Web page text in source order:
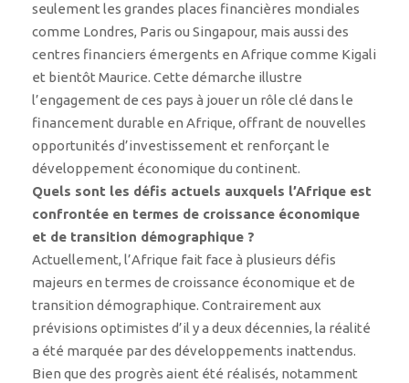
seulement les grandes places financières mondiales
comme Londres, Paris ou Singapour, mais aussi des
centres financiers émergents en Afrique comme Kigali
et bientôt Maurice. Cette démarche illustre
l’engagement de ces pays à jouer un rôle clé dans le
financement durable en Afrique, offrant de nouvelles
opportunités d’investissement et renforçant le
développement économique du continent.
Quels sont les défis actuels auxquels l’Afrique est
confrontée en termes de croissance économique
et de transition démographique ?
Actuellement, l’Afrique fait face à plusieurs défis
majeurs en termes de croissance économique et de
transition démographique. Contrairement aux
prévisions optimistes d’il y a deux décennies, la réalité
a été marquée par des développements inattendus.
Bien que des progrès aient été réalisés, notamment